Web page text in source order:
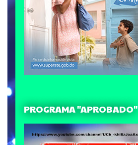
PROGRAMA "APROBADO"